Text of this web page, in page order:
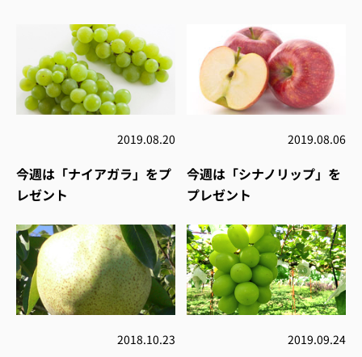
2019.08.20
今週は「ナイアガラ」をプ
レゼント
2019.08.06
今週は「シナノリップ」を
プレゼント
2018.10.23 2019.09.24